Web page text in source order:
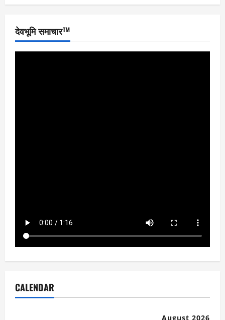
देवभूमि समाचार™
CALENDAR
August 2026